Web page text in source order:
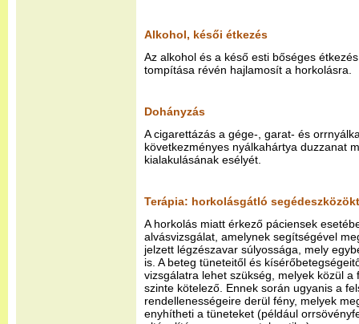
Alkohol, késői étkezés
Az alkohol és a késő esti bőséges
tompítása révén hajlamosít a horkolásra.
Dohányzás
A cigarettázás a gége-, garat- és
következményes nyálkahártya duzzanat
kialakulásának esélyét.
Terápia: horkolásgátló
A horkolás miatt érkező páciensek
alvásvizsgálat, amelynek segítségével
jelzett légzészavar súlyossága, mely
is. A beteg tüneteitől és
vizsgálatra lehet szükség, melyek közül a
szinte kötelező. Ennek során ugyanis a
rendellenességeire derül fény, melyek
enyhítheti a tüneteket (például